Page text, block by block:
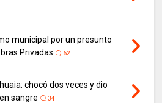
municipal por un presunto
Privadas
62
chocó dos veces y dio
sangre
34